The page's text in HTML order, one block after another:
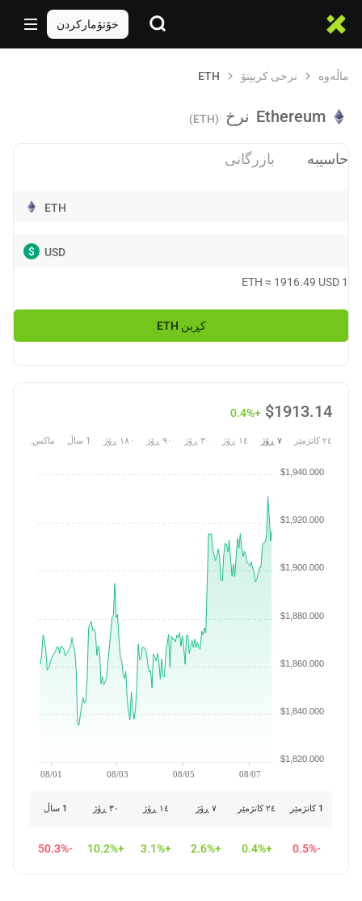
خۆتۆمارکردن
ماڵەوە نرخی کریپتۆ ETH
Ethereum نرخ (ETH)
حاسیبە بازرگانی
ETH
USD
$
1
ETH ≈ 1916.49 USD
کڕین ETH
$1913.14
+0.4%
٢٤ کاتژمێر ٧ ڕۆژ ١٤ ڕۆژ ٣٠ ڕۆژ ٩٠ ڕۆژ ١٨٠ ڕۆژ 1 ساڵ ماکس.
08/01 08/03 08/05 08/07
$1,820.000
$1,840.000
$1,860.000
$1,880.000
$1,900.000
$1,920.000
$1,940.000
1 کاتژمێر ٢٤ کاتژمێر ٧ ڕۆژ ١٤ ڕۆژ ٣٠ ڕۆژ 1 ساڵ
-0.5%
+0.4%
+2.6%
+3.1%
+10.2%
-50.3%